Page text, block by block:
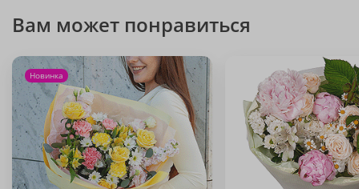
Вам может понравиться
Новинка